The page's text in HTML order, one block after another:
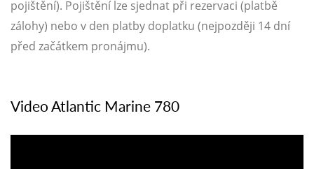
pojištění). Pojištění lze sjednat při rezervaci (platbě
zálohy) nebo v den platby doplatku (nejpozději 14 dní
před začátkem pronájmu).
Video Atlantic Marine 780